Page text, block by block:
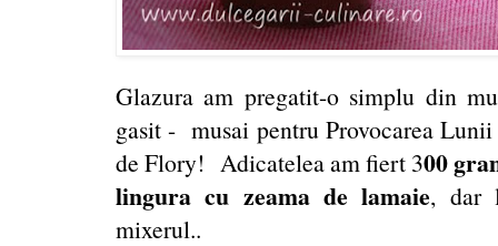
Glazura am pregatit-o simplu din
gasit - musai pentru Provocarea
de Flory! Adicatelea am fiert 300
lingura cu zeama de lamaie, dar
mixerul..